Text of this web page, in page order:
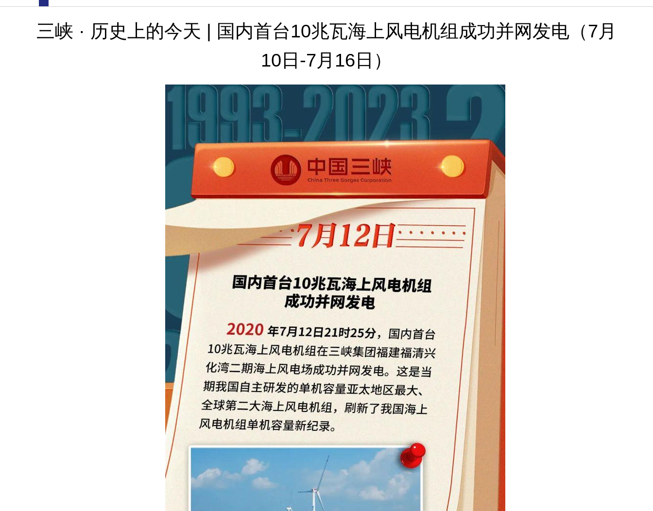
三峡 · 历史上的今天 | 国内首台10兆瓦海上风电机组成功并网发电（7月
10日-7月16日）